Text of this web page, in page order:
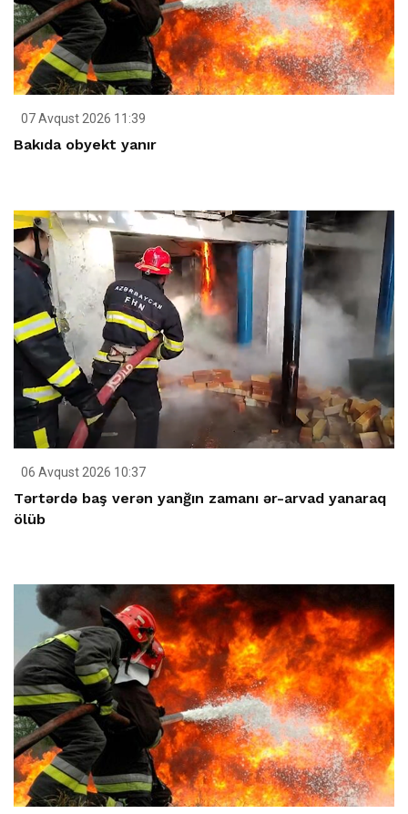
07 Avqust 2026 11:39
Bakıda obyekt yanır
06 Avqust 2026 10:37
Tərtərdə baş verən yanğın zamanı ər-arvad yanaraq
ölüb